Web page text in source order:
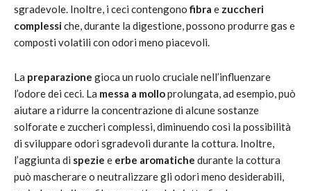
sgradevole. Inoltre, i ceci contengonofibra e zuccheri
complessiche, durante la digestione, possono produrre gas e
composti volatili con odori meno piacevoli.
La preparazione gioca un ruolo cruciale nell’influenzare
l’odore dei ceci. La messa a molloprolungata, ad esempio, può
aiutare a ridurre la concentrazione di alcune sostanze
solforate e zuccheri complessi, diminuendo così la possibilità
di sviluppare odori sgradevoli durante la cottura. Inoltre,
l’aggiunta di spezie e erbe aromatiche durante la cottura
può mascherare o neutralizzare gli odori meno desiderabili,